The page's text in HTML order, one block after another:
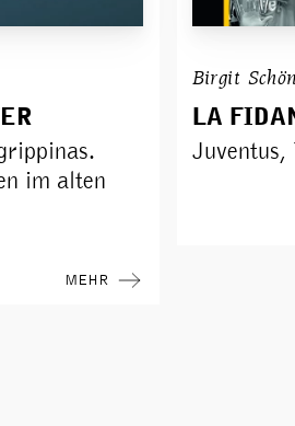
im alten
MEHR
Birgit
LA